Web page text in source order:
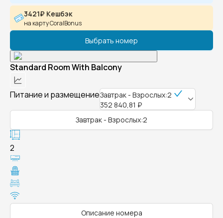
3421₽ Кешбэк
на карту CoralBonus
Выбрать номер
Standard Room With Balcony
Питание и размещениеЗавтрак - Взрослых:2
352 840,81 ₽
Завтрак - Взрослых:2
2
Описание номера